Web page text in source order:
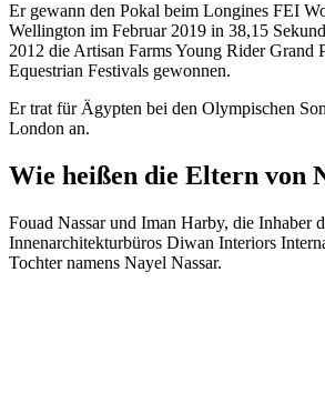
Er gewann den Pokal beim Longines FEI
Wellington im Februar 2019 in 38,15
2012 die Artisan Farms Young Rider Grand
Equestrian Festivals gewonnen.
Er trat für Ägypten bei den Olympischen
London an.
Wie heißen die Eltern von
Fouad Nassar und Iman Harby, die Inhaber
Innenarchitekturbüros Diwan Interiors
Tochter namens Nayel Nassar.